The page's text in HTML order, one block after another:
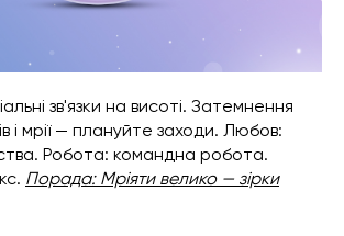
зв'язки на висоті. Затемнення
і мрії — плануйте заходи. Любов:
Робота: командна робота.
Порада: Мріяти велико — зірки